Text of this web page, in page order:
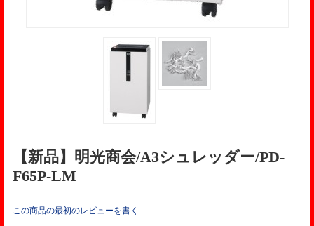
【新品】明光商会/A3シュレッダー/PD-
F65P-LM
この商品の最初のレビューを書く